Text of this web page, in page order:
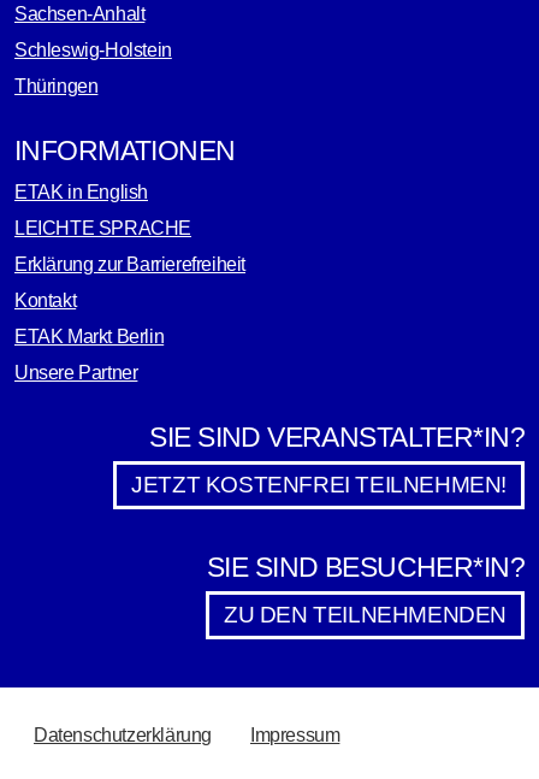
Sachsen-Anhalt
Schleswig-Holstein
Thüringen
INFORMATIONEN
ETAK in English
LEICHTE SPRACHE
Erklärung zur Barrierefreiheit
Kontakt
ETAK Markt Berlin
Unsere Partner
SIE SIND VERANSTALTER*IN?
JETZT KOSTENFREI TEILNEHMEN!
SIE SIND BESUCHER*IN?
ZU DEN TEILNEHMENDEN
RECHTLICHES
Datenschutzerklärung Impressum